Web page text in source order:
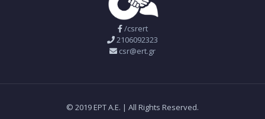
/csrert
2106092323
csr@ert.gr
© 2019 ΕΡΤ Α.Ε. | All Rights Reserved.